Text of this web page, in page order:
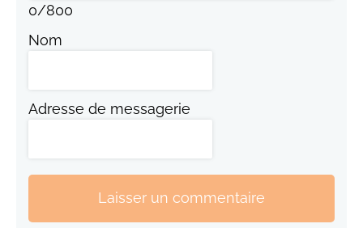
0/800
Nom
Adresse de messagerie
Laisser un commentaire